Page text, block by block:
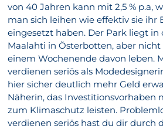
von 40 Jahren kann mit 2,5 % p.a,
man sich leihen wie effektiv sie ihr
eingesetzt haben. Der Park liegt in
Maalahti in Österbotten, aber
einem Wochenende davon leben.
verdienen seriös als
hier sicher deutlich mehr Geld
Näherin, das Investitionsvorhaben
zum Klimaschutz leisten.
verdienen seriös hast du dir durch